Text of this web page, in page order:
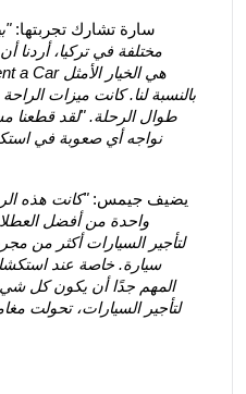
سارة تشارك تجربتها:
مختلفة في تركيا،
بالنسبة لنا. كانت ميزات
طوال الرحلة. "لقد قطعنا
نواجه أي صعوبة في
يضيف جيمس: "كانت هذه
واحدة من أفضل
سيارة. خاصة عند
المهم جدًا أن يكون كل